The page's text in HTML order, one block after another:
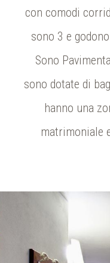
con comodi
sono 3 e
Sono
sono dotate di
hanno una
matrimoniale